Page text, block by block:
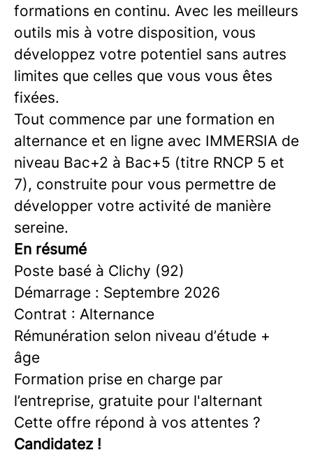
formations en continu. Avec les meilleurs
outils mis à votre disposition, vous
développez votre potentiel sans autres
limites que celles que vous vous êtes
fixées.
Tout commence par une formation en
alternance et en ligne avec IMMERSIA de
niveau Bac+2 à Bac+5 (titre RNCP 5 et
7), construite pour vous permettre de
développer votre activité de manière
sereine.
En résumé
Poste basé à Clichy (92)
Démarrage : Septembre 2026
Contrat : Alternance
Rémunération selon niveau d’étude +
âge
Formation prise en charge par
l’entreprise, gratuite pour l'alternant
Cette offre répond à vos attentes ?
Candidatez !